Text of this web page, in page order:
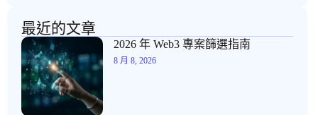
最近的文章
2026 年 Web3 專案篩選指南
8 月 8, 2026